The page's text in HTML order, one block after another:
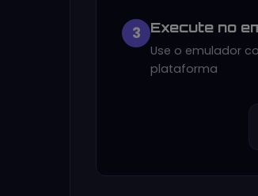
3 Execute no
Use o emulador
plataforma